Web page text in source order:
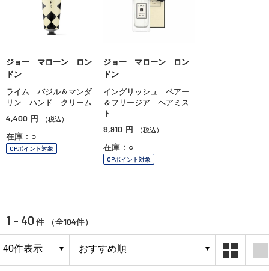
ジョー マローン ロン
ドン
ライム バジル＆マンダ
リン ハンド クリーム
4,400 円 （税込）
在庫：○
OPポイント対象
ジョー マローン ロン
ドン
イングリッシュ ペアー
＆フリージア ヘアミス
ト
8,910 円 （税込）
在庫：○
OPポイント対象
1 - 40 件 （全104件）